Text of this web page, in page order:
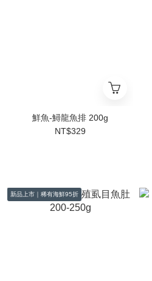
鮮魚-鱘龍魚排 200g
NT$329
新品上市｜稀有海鮮95折